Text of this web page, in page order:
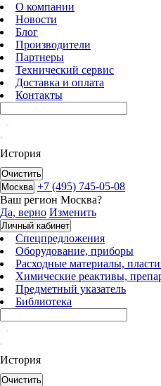
О компании
Новости
Блог
Производители
Партнеры
Технический сервис
Доставка и оплата
Контакты
История
Очистить
Москва +7 (495) 745-05-08
Ваш регион Москва?
Да, верно Изменить
Личный кабинет
Спецпредложения
Оборудование, приборы
Расходные материалы,
Химические реактивы,
Предметный указатель
Библиотека
История
Очистить